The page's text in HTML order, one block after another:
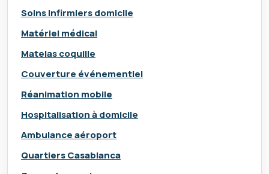
Soins infirmiers domicile
Matériel médical
Matelas coquille
Couverture événementiel
Réanimation mobile
Hospitalisation à domicile
Ambulance aéroport
Quartiers Casablanca